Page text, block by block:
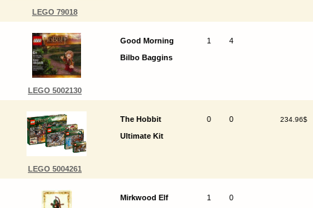
LEGO 79018
LEGO 5002130
Good Morning
Bilbo Baggins
1 4
LEGO 5004261
The Hobbit
Ultimate Kit
0 0 234.96$
Mirkwood Elf 1 0